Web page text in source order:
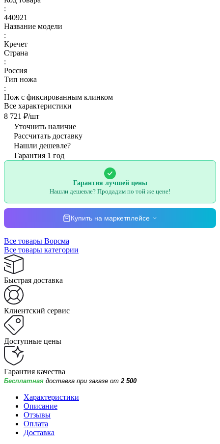
:
440921
Название модели
:
Кречет
Страна
:
Россия
Тип ножа
:
Нож с фиксированным клинком
Все характеристики
8 721 ₽/шт
Уточнить наличие
Рассчитать доставку
Нашли дешевле?
Гарантия 1 год
Гарантия лучшей цены
Нашли дешевле? Продадим по той же цене!
Купить на маркетплейсе
Все товары Ворсма
Все товары категории
Быстрая доставка
Клиентский сервис
Доступные цены
Гарантия качества
Бесплатная доставка при заказе от 2 500
Характеристики
Описание
Отзывы
Оплата
Доставка